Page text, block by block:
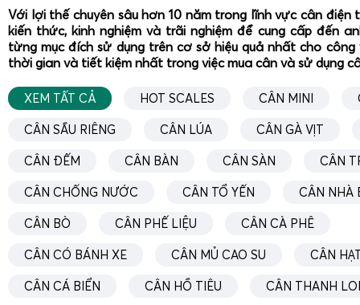
Với lợi thế chuyên sâu hơn 10 năm trong lĩnh vực cân điện
kiến thức, kinh nghiệm và trãi nghiệm để cung cấp đến
từng mục đích sử dụng trên cơ sở hiệu quả nhất cho
thời gian và tiết kiệm nhất trong việc mua cân và sử dụng
XEM TẤT CẢ HOT SCALES CÂN MINI
CÂN SẦU RIÊNG CÂN LÚA CÂN GÀ VỊT
CÂN ĐẾM CÂN BÀN CÂN SÀN CÂN
CÂN CHỐNG NƯỚC CÂN TỔ YẾN CÂN NHÀ
CÂN BÒ CÂN PHẾ LIỆU CÂN CÀ PHÊ
CÂN CÓ BÁNH XE CÂN MỦ CAO SU CÂN
CÂN CÁ BIỂN CÂN HỒ TIÊU CÂN THANH